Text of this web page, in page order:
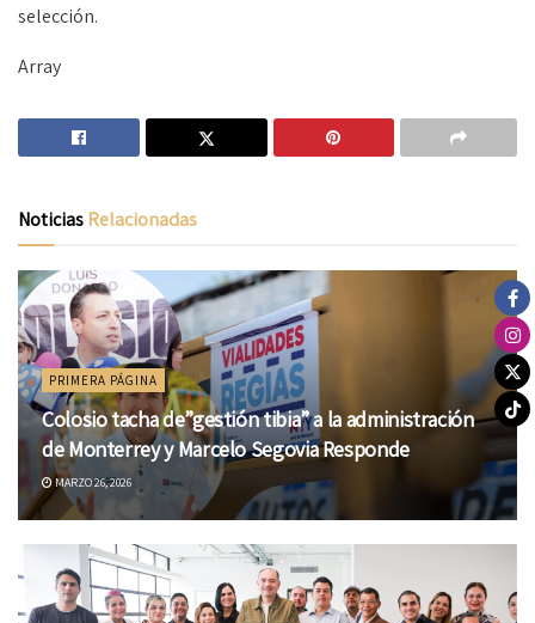
selección.
Array
NoticiasRelacionadas
PRIMERA PÁGINA
Colosio tacha de”gestión tibia” a la administración
de Monterrey y Marcelo Segovia Responde
MARZO 26, 2026